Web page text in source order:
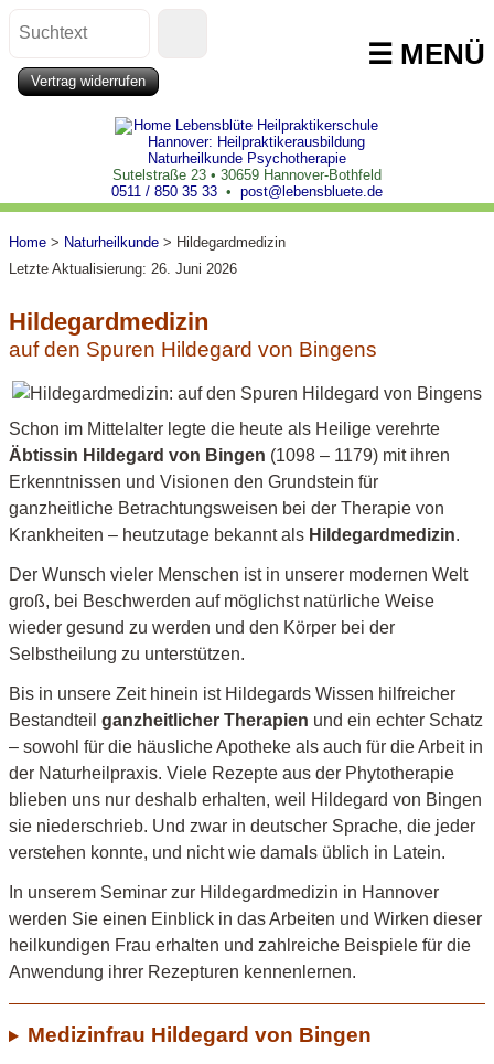
Vertrag widerrufen
up
and
down
arrows
select
result.
Press
enter
to
to
the
selected
search
result.
Touch
device
users
can
touch
and
swipe
gestures.
☰ MENÜ
Sutelstraße 23 • 30659 Hannover-Bothfeld
0511 / 850 35 33 • post@lebensbluete.de
Home > Naturheilkunde > Hildegardmedizin
Letzte Aktualisierung: 26. Juni 2026
Hildegardmedizin
auf den Spuren Hildegard von Bingens
Schon im Mittelalter legte die heute als Heilige verehrte
Äbtissin Hildegard von Bingen (1098 – 1179) mit ihren
Erkenntnissen und Visionen den Grundstein für
ganzheitliche Betrachtungsweisen bei der Therapie von
Krankheiten – heutzutage bekannt als Hildegardmedizin.
Der Wunsch vieler Menschen ist in unserer modernen Welt
groß, bei Beschwerden auf möglichst natürliche Weise
wieder gesund zu werden und den Körper bei der
Selbstheilung zu unterstützen.
Bis in unsere Zeit hinein ist Hildegards Wissen hilfreicher
Bestandteil ganzheitlicher Therapien und ein echter Schatz
– sowohl für die häusliche Apotheke als auch für die Arbeit in
der Naturheilpraxis. Viele Rezepte aus der Phytotherapie
blieben uns nur deshalb erhalten, weil Hildegard von Bingen
sie niederschrieb. Und zwar in deutscher Sprache, die jeder
verstehen konnte, und nicht wie damals üblich in Latein.
In unserem Seminar zur Hildegardmedizin in Hannover
werden Sie einen Einblick in das Arbeiten und Wirken dieser
heilkundigen Frau erhalten und zahlreiche Beispiele für die
Anwendung ihrer Rezepturen kennenlernen.
Medizinfrau Hildegard von Bingen